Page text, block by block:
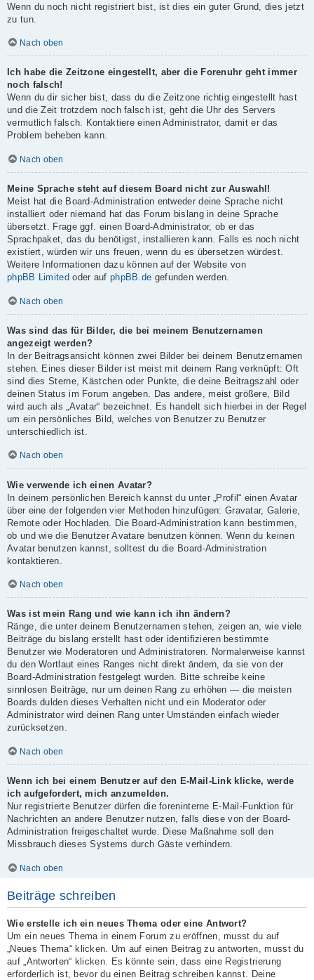
Wenn du noch nicht registriert bist, ist dies ein guter Grund, dies jetzt
zu tun.
Nach oben
Ich habe die Zeitzone eingestellt, aber die Forenuhr geht immer
noch falsch!
Wenn du dir sicher bist, dass du die Zeitzone richtig eingestellt hast
und die Zeit trotzdem noch falsch ist, geht die Uhr des Servers
vermutlich falsch. Kontaktiere einen Administrator, damit er das
Problem beheben kann.
Nach oben
Meine Sprache steht auf diesem Board nicht zur Auswahl!
Meist hat die Board-Administration entweder deine Sprache nicht
installiert oder niemand hat das Forum bislang in deine Sprache
übersetzt. Frage ggf. einen Board-Administrator, ob er das
Sprachpaket, das du benötigst, installieren kann. Falls es noch nicht
existiert, würden wir uns freuen, wenn du es übersetzen würdest.
Weitere Informationen dazu können auf der Website von
phpBB Limited oder auf phpBB.de gefunden werden.
Nach oben
Was sind das für Bilder, die bei meinem Benutzernamen
angezeigt werden?
In der Beitragsansicht können zwei Bilder bei deinem Benutzernamen
stehen. Eines dieser Bilder ist meist mit deinem Rang verknüpft: Oft
sind dies Sterne, Kästchen oder Punkte, die deine Beitragszahl oder
deinen Status im Forum angeben. Das andere, meist größere, Bild
wird auch als „Avatar“ bezeichnet. Es handelt sich hierbei in der Regel
um ein persönliches Bild, welches von Benutzer zu Benutzer
unterschiedlich ist.
Nach oben
Wie verwende ich einen Avatar?
In deinem persönlichen Bereich kannst du unter „Profil“ einen Avatar
über eine der folgenden vier Methoden hinzufügen: Gravatar, Galerie,
Remote oder Hochladen. Die Board-Administration kann bestimmen,
ob und wie die Benutzer Avatare benutzen können. Wenn du keinen
Avatar benutzen kannst, solltest du die Board-Administration
kontaktieren.
Nach oben
Was ist mein Rang und wie kann ich ihn ändern?
Ränge, die unter deinem Benutzernamen stehen, zeigen an, wie viele
Beiträge du bislang erstellt hast oder identifizieren bestimmte
Benutzer wie Moderatoren und Administratoren. Normalerweise kannst
du den Wortlaut eines Ranges nicht direkt ändern, da sie von der
Board-Administration festgelegt wurden. Bitte schreibe keine
sinnlosen Beiträge, nur um deinen Rang zu erhöhen — die meisten
Boards dulden dieses Verhalten nicht und ein Moderator oder
Administrator wird deinen Rang unter Umständen einfach wieder
zurücksetzen.
Nach oben
Wenn ich bei einem Benutzer auf den E-Mail-Link klicke, werde
ich aufgefordert, mich anzumelden.
Nur registrierte Benutzer dürfen die foreninterne E-Mail-Funktion für
Nachrichten an andere Benutzer nutzen, falls diese von der Board-
Administration freigeschaltet wurde. Diese Maßnahme soll den
Missbrauch dieses Systems durch Gäste verhindern.
Nach oben
Beiträge schreiben
Wie erstelle ich ein neues Thema oder eine Antwort?
Um ein neues Thema in einem Forum zu eröffnen, musst du auf
„Neues Thema“ klicken. Um auf einen Beitrag zu antworten, musst du
auf „Antworten“ klicken. Es könnte sein, dass eine Registrierung
erforderlich ist, bevor du einen Beitrag schreiben kannst. Deine